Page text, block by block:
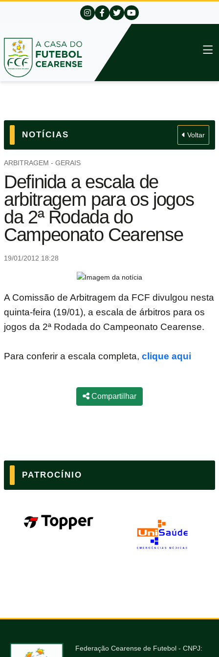
NOTÍCIAS Voltar
ARBITRAGEM - GERAIS
Definida a escala de
arbitragem para os jogos
da 2ª Rodada do
Campeonato Cearense
19/01/2012 18:28
A Comissão de Arbitragem da FCF divulgou nesta
quinta-feira (19/01), a escala de árbitros para os
jogos da 2ª Rodada do Campeonato Cearense.
Para conferir a escala completa, clique aqui
Compartilhar
PATROCÍNIO
Federação Cearense de Futebol - CNPJ: